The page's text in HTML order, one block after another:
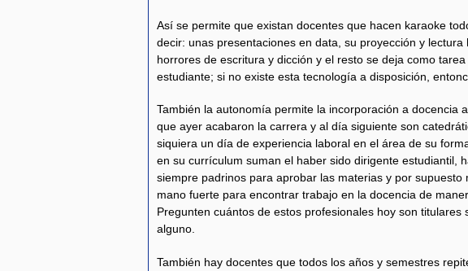
Así se permite que existan docentes que hacen karaoke
decir: unas presentaciones en data, su proyección y lectura
horrores de escritura y dicción y el resto se deja como
estudiante; si no existe esta tecnología a disposición,
También la autonomía permite la incorporación a docencia
que ayer acabaron la carrera y al día siguiente son
siquiera un día de experiencia laboral en el área de su
en su currículum suman el haber sido dirigente estudiantil,
siempre padrinos para aprobar las materias y por supuesto
mano fuerte para encontrar trabajo en la docencia de
Pregunten cuántos de estos profesionales hoy son titulares
alguno.
También hay docentes que todos los años y semestres